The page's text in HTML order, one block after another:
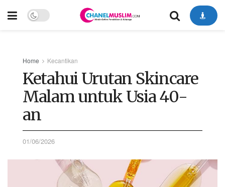
Home Kecantikan
Ketahui Urutan Skincare
Malam untuk Usia 40-
an
01/06/2026